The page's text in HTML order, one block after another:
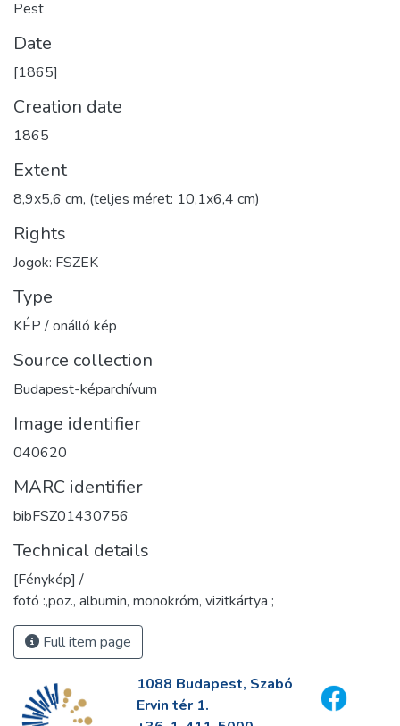
Pest
Date
[1865]
Creation date
1865
Extent
8,9x5,6 cm, (teljes méret: 10,1x6,4 cm)
Rights
Jogok: FSZEK
Type
KÉP / önálló kép
Source collection
Budapest-képarchívum
Image identifier
040620
MARC identifier
bibFSZ01430756
Technical details
[Fénykép] /
fotó :,poz., albumin, monokróm, vizitkártya ;
Full item page
1088 Budapest, Szabó
Ervin tér 1.